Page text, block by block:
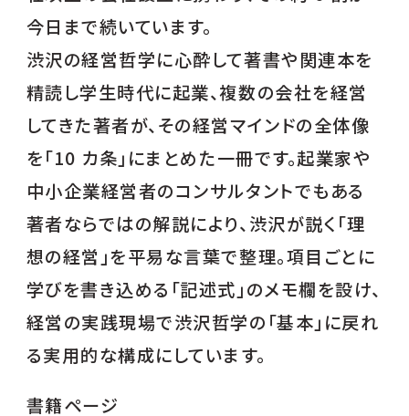
今日まで続いています。
渋沢の経営哲学に心酔して著書や関連本を
精読し学生時代に起業、複数の会社を経営
してきた著者が、その経営マインドの全体像
を「10 カ条」にまとめた一冊です。起業家や
中小企業経営者のコンサルタントでもある
著者ならではの解説により、渋沢が説く「理
想の経営」を平易な言葉で整理。項目ごとに
学びを書き込める「記述式」のメモ欄を設け、
経営の実践現場で渋沢哲学の「基本」に戻れ
る実用的な構成にしています。
書籍ページ